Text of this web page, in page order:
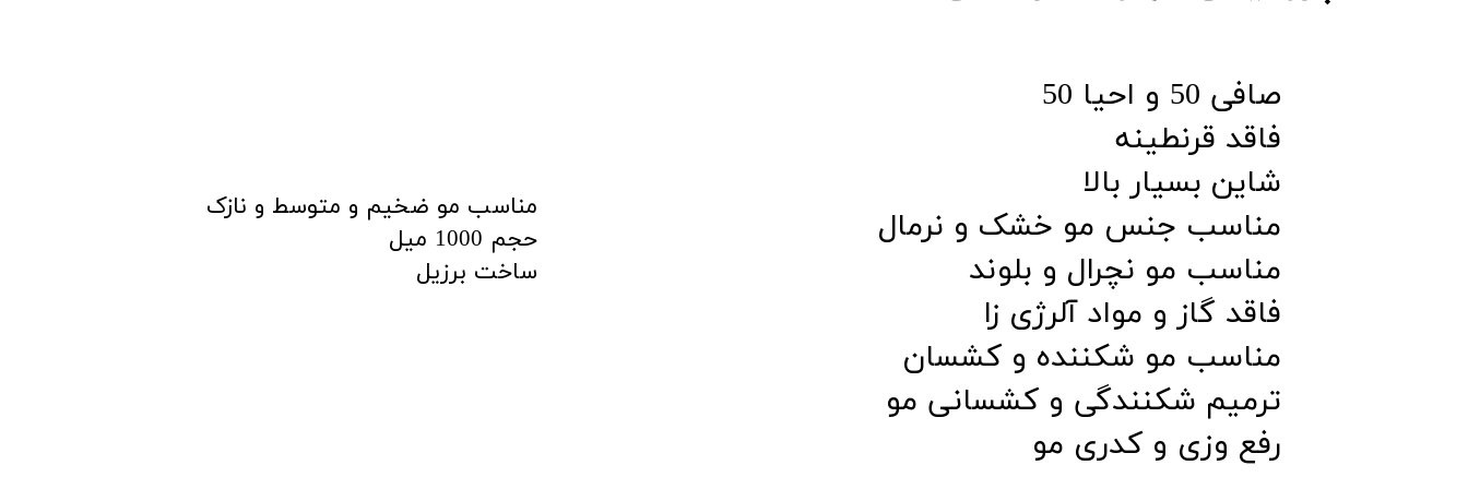
صافی 50 و احیا 50
​​​​​​​فاقد قرنطینه
شاین بسیار بالا
مناسب جنس مو خشک و نرمال
مناسب مو نچرال و بلوند
فاقد گاز و مواد آلرژی زا
مناسب مو شکننده و کشسان
ترمیم شکنندگی و کشسانی مو
رفع وزی و کدری مو
مناسب مو ضخیم و متوسط و نازک
حجم 1000 میل
​​​​​​​ساخت برزیل